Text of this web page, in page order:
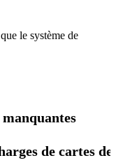
le système de
de cartes de